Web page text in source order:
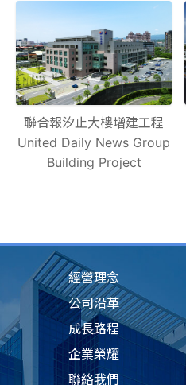
聯合報汐止大樓增建工程
United Daily News Group
Building Project
經營理念
公司沿革
成長路程
企業榮耀
聯絡我們